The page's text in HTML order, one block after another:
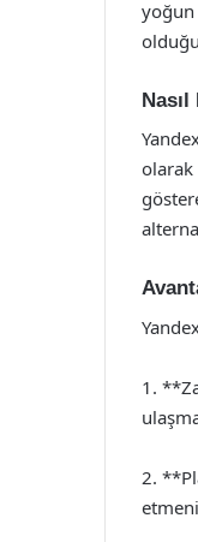
yoğun
Nasıl
olarak
1.
2.